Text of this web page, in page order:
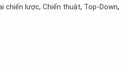
chiến lược, Chiến thuật, Top-Down,